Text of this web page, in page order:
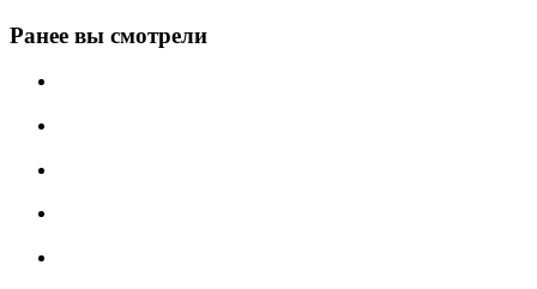
Ранее вы смотрели